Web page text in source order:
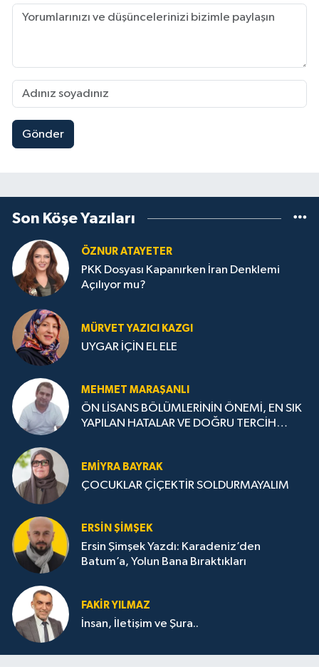
Gönder
Son Köşe Yazıları
ÖZNUR ATAYETER
PKK Dosyası Kapanırken İran Denklemi
Açılıyor mu?
MÜRVET YAZICI KAZGI
UYGAR İÇİN EL ELE
MEHMET MARAŞANLI
ÖN LİSANS BÖLÜMLERİNİN ÖNEMİ, EN SIK
YAPILAN HATALAR VE DOĞRU TERCİH
EMIYRA BAYRAK
ÇOCUKLAR ÇİÇEKTİR SOLDURMAYALIM
ERSIN ŞIMŞEK
Ersin Şimşek Yazdı: Karadeniz’den
Batum’a, Yolun Bana Bıraktıkları
FAKIR YILMAZ
İnsan, İletişim ve Şura..